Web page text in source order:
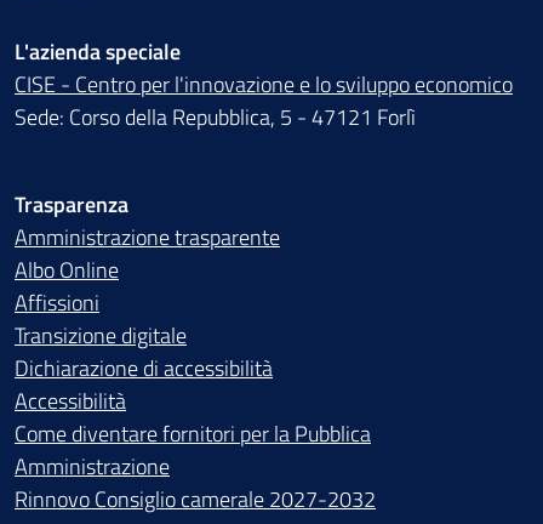
L'azienda speciale
CISE - Centro per l'innovazione e lo sviluppo economico
Sede: Corso della Repubblica, 5 - 47121 Forlì
Trasparenza
Amministrazione trasparente
Albo Online
Affissioni
Transizione digitale
Dichiarazione di accessibilità
Accessibilità
Come diventare fornitori per la Pubblica
Amministrazione
Rinnovo Consiglio camerale 2027-2032